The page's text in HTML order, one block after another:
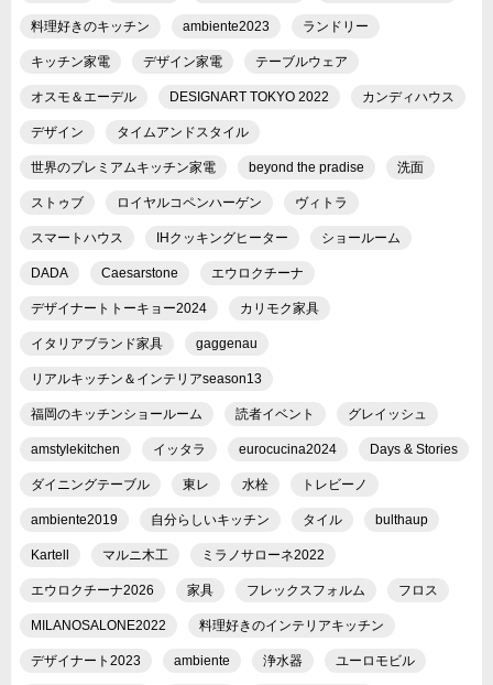
料理好きのキッチン ambiente2023 ランドリー
キッチン家電 デザイン家電 テーブルウェア
オスモ＆エーデル DESIGNART TOKYO 2022 カンディハウス
デザイン タイムアンドスタイル
世界のプレミアムキッチン家電 beyond the pradise 洗面
ストゥブ ロイヤルコペンハーゲン ヴィトラ
スマートハウス IHクッキングヒーター ショールーム
DADA Caesarstone エウロクチーナ
デザイナートトーキョー2024 カリモク家具
イタリアブランド家具 gaggenau
リアルキッチン＆インテリアseason13
福岡のキッチンショールーム 読者イベント グレイッシュ
amstylekitchen イッタラ eurocucina2024 Days & Stories
ダイニングテーブル 東レ 水栓 トレビーノ
ambiente2019 自分らしいキッチン タイル bulthaup
Kartell マルニ木工 ミラノサローネ2022
エウロクチーナ2026 家具 フレックスフォルム フロス
MILANOSALONE2022 料理好きのインテリアキッチン
デザイナート2023 ambiente 浄水器 ユーロモビル